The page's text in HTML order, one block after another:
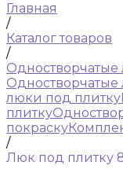
Главная
/
Каталог товаров
/
люки под плитку
плитку
покраску
/
Люк под плитку